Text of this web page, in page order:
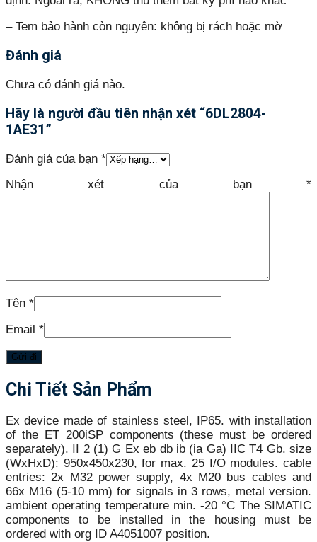
– Tem bảo hành còn nguyên: không bị rách hoặc mờ
Đánh giá
Chưa có đánh giá nào.
Hãy là người đầu tiên nhận xét “6DL2804-
1AE31”
Đánh giá của bạn *
Nhận xét của bạn *
Tên *
Email *
Chi Tiết Sản Phẩm
Ex device made of stainless steel, IP65. with installation
of the ET 200iSP components (these must be ordered
separately). II 2 (1) G Ex eb db ib (ia Ga) IIC T4 Gb. size
(WxHxD): 950x450x230, for max. 25 I/O modules. cable
entries: 2x M32 power supply, 4x M20 bus cables and
66x M16 (5-10 mm) for signals in 3 rows, metal version.
ambient operating temperature min. -20 °C The SIMATIC
components to be installed in the housing must be
ordered with org ID A4051007 position.